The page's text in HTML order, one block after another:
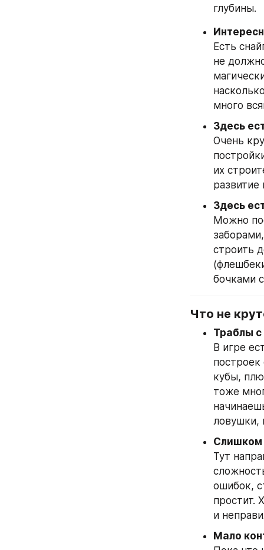
глубины.
Есть
не
много
Здесь
Очень
их
Можно
строить
бочками
Что не
Траблы
В игре
кубы,
тоже
ловушки,
Слишком
Тут
ошибок,
простит.
и
Мало